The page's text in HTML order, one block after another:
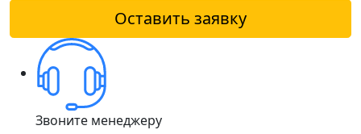
Оставить заявку
Звоните менеджеру